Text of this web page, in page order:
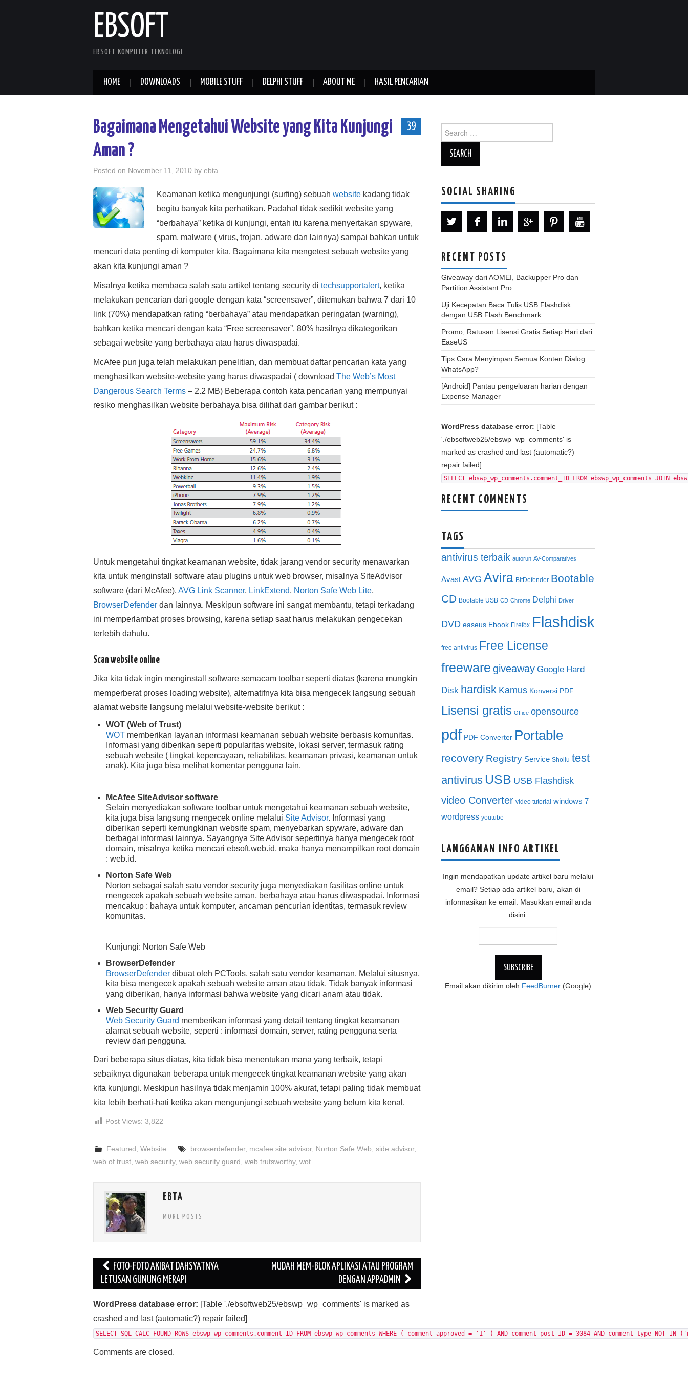
EBSOFT
EBSOFT KOMPUTER TEKNOLOGI
HOME DOWNLOADS MOBILE STUFF DELPHI STUFF ABOUT ME HASIL PENCARIAN
39
Bagaimana Mengetahui Website yang Kita Kunjungi
Aman ?
Posted on November 11, 2010 by ebta
Keamanan ketika mengunjungi (surfing) sebuah website kadang tidak
begitu banyak kita perhatikan. Padahal tidak sedikit website yang
“berbahaya” ketika di kunjungi, entah itu karena menyertakan spyware,
spam, malware ( virus, trojan, adware dan lainnya) sampai bahkan untuk
mencuri data penting di komputer kita. Bagaimana kita mengetest sebuah website yang
akan kita kunjungi aman ?
Misalnya ketika membaca salah satu artikel tentang security di techsupportalert, ketika
melakukan pencarian dari google dengan kata “screensaver”, ditemukan bahwa 7 dari 10
link (70%) mendapatkan rating “berbahaya” atau mendapatkan peringatan (warning),
bahkan ketika mencari dengan kata “Free screensaver”, 80% hasilnya dikategorikan
sebagai website yang berbahaya atau harus diwaspadai.
McAfee pun juga telah melakukan penelitian, dan membuat daftar pencarian kata yang
menghasilkan website-website yang harus diwaspadai ( download The Web’s Most
Dangerous Search Terms – 2.2 MB) Beberapa contoh kata pencarian yang mempunyai
resiko menghasilkan website berbahaya bisa dilihat dari gambar berikut :
Untuk mengetahui tingkat keamanan website, tidak jarang vendor security menawarkan
kita untuk menginstall software atau plugins untuk web browser, misalnya SiteAdvisor
software (dari McAfee), AVG Link Scanner, LinkExtend, Norton Safe Web Lite,
BrowserDefender dan lainnya. Meskipun software ini sangat membantu, tetapi terkadang
ini memperlambat proses browsing, karena setiap saat harus melakukan pengecekan
terlebih dahulu.
Scan website online
Jika kita tidak ingin menginstall software semacam toolbar seperti diatas (karena mungkin
memperberat proses loading website), alternatifnya kita bisa mengecek langsung sebuah
alamat website langsung melalui website-website berikut :
WOT (Web of Trust)
WOT memberikan layanan informasi keamanan sebuah website berbasis komunitas.
Informasi yang diberikan seperti popularitas website, lokasi server, termasuk rating
sebuah website ( tingkat kepercayaan, reliabilitas, keamanan privasi, keamanan untuk
anak). Kita juga bisa melihat komentar pengguna lain.
McAfee SiteAdvisor software
Selain menyediakan software toolbar untuk mengetahui keamanan sebuah website,
kita juga bisa langsung mengecek online melalui Site Advisor. Informasi yang
diberikan seperti kemungkinan website spam, menyebarkan spyware, adware dan
berbagai informasi lainnya. Sayangnya Site Advisor sepertinya hanya mengecek root
domain, misalnya ketika mencari ebsoft.web.id, maka hanya menampilkan root domain
: web.id.
Norton Safe Web
Norton sebagai salah satu vendor security juga menyediakan fasilitas online untuk
mengecek apakah sebuah website aman, berbahaya atau harus diwaspadai. Informasi
mencakup : bahaya untuk komputer, ancaman pencurian identitas, termasuk review
komunitas.
Kunjungi: Norton Safe Web
BrowserDefender
BrowserDefender dibuat oleh PCTools, salah satu vendor keamanan. Melalui situsnya,
kita bisa mengecek apakah sebuah website aman atau tidak. Tidak banyak informasi
yang diberikan, hanya informasi bahwa website yang dicari anam atau tidak.
Web Security Guard
Web Security Guard memberikan informasi yang detail tentang tingkat keamanan
alamat sebuah website, seperti : informasi domain, server, rating pengguna serta
review dari pengguna.
Dari beberapa situs diatas, kita tidak bisa menentukan mana yang terbaik, tetapi
sebaiknya digunakan beberapa untuk mengecek tingkat keamanan website yang akan
kita kunjungi. Meskipun hasilnya tidak menjamin 100% akurat, tetapi paling tidak membuat
kita lebih berhati-hati ketika akan mengunjungi sebuah website yang belum kita kenal.
Post Views: 3,822
Featured,Website browserdefender, mcafee site advisor, Norton Safe Web, side advisor,
web of trust, web security, web security guard, web trutsworthy, wot
EBTA
MORE POSTS
Post
navigation
FOTO-FOTO AKIBAT DAHSYATNYA
LETUSAN GUNUNG MERAPI
MUDAH MEM-BLOK APLIKASI ATAU PROGRAM
DENGAN APPADMIN
WordPress database error: [Table './ebsoftweb25/ebswp_wp_comments' is marked as
crashed and last (automatic?) repair failed]
SELECT SQL_CALC_FOUND_ROWS ebswp_wp_comments.comment_ID FROM ebswp_wp_comments WHERE ( comment_approved = '1' ) AND comment_post_ID = 3084 AND comment_type
Comments are closed.
for:
SOCIAL SHARING
RECENT POSTS
Giveaway dari AOMEI, Backupper Pro dan
Partition Assistant Pro
Uji Kecepatan Baca Tulis USB Flashdisk
dengan USB Flash Benchmark
Promo, Ratusan Lisensi Gratis Setiap Hari dari
EaseUS
Tips Cara Menyimpan Semua Konten Dialog
WhatsApp?
[Android] Pantau pengeluaran harian dengan
Expense Manager
WordPress database error: [Table
'./ebsoftweb25/ebswp_wp_comments' is
marked as crashed and last (automatic?)
repair failed]
SELECT ebswp_wp_comments.comment_ID FROM ebswp_wp_comments
RECENT COMMENTS
TAGS
antivirus terbaik autorun AV-Comparatives
Avast AVG Avira BitDefender Bootable
CD Bootable USB CD Chrome Delphi Driver
DVD easeus Ebook Firefox Flashdisk
free antivirus Free License
freeware giveaway Google Hard
Disk hardisk Kamus Konversi PDF
Lisensi gratis Office opensource
pdf PDF Converter Portable
recovery Registry Service Shollu test
antivirus USB USB Flashdisk
video Converter video tutorial windows 7
wordpress youtube
LANGGANAN INFO ARTIKEL
Ingin mendapatkan update artikel baru melalui
email? Setiap ada artikel baru, akan di
informasikan ke email. Masukkan email anda
disini:
Email akan dikirim oleh FeedBurner (Google)